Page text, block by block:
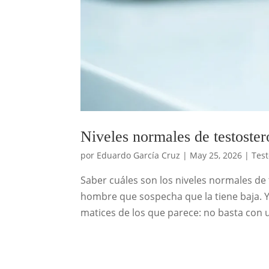
Niveles normales de
por Eduardo García Cruz | May 25, 2026 |
Saber cuáles son los niveles normales
hombre que sospecha que la tiene baja.
matices de los que parece: no basta